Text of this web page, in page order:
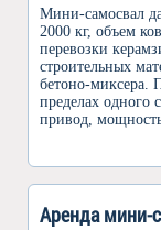
Мини-самосвал
2000 кг, объем
перевозки
строительных
бетоно-миксера.
пределах одного
привод,
Аренда мини-